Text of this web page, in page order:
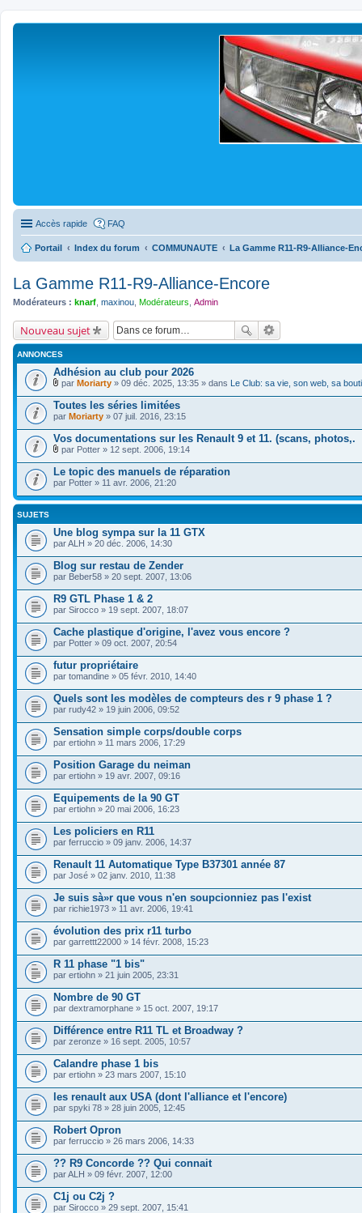
Accès rapide FAQ
Portail Index du forum COMMUNAUTE La Gamme R11-R9-Alliance-
La Gamme R11-R9-Alliance-Encore
Modérateurs : knarf maxinou Modérateurs Admin
Nouveau sujet
ANNONCES
Adhésion au club pour 2026
F
i
c
h
i
e
r
s
)
j
o
i
t
(
s
)
par Moriarty » 09 déc. 2025, 13:35 » dans Le Club: sa vie, son web, sa
Toutes les séries limitées
par Moriarty » 07 juil. 2016, 23:15
Vos documentations sur les Renault 9 et 11. (scans, photos,.
F
i
c
h
i
e
(
s
)
j
o
i
t
(
s
)
par Potter » 12 sept. 2006, 19:14
Le topic des manuels de réparation
par Potter » 11 avr. 2006, 21:20
SUJETS
Une blog sympa sur la 11 GTX
parALH » 20 déc. 2006, 14:30
Blog sur restau de Zender
par Beber58 » 20 sept. 2007, 13:06
R9 GTL Phase 1 & 2
par Sirocco » 19 sept. 2007, 18:07
Cache plastique d'origine, l'avez vous encore ?
par Potter » 09 oct. 2007, 20:54
futur propriétaire
par tomandine » 05 févr. 2010, 14:40
Quels sont les modèles de compteurs des r 9 phase 1 ?
par rudy42 » 19 juin 2006, 09:52
Sensation simple corps/double corps
par ertiohn » 11 mars 2006, 17:29
Position Garage du neiman
par ertiohn » 19 avr. 2007, 09:16
Equipements de la 90 GT
par ertiohn » 20 mai 2006, 16:23
Les policiers en R11
par ferruccio » 09 janv. 2006, 14:37
Renault 11 Automatique Type B37301 année 87
par José » 02 janv. 2010, 11:38
Je suis sà»r que vous n'en soupcionniez pas l'exist
par richie1973 » 11 avr. 2006, 19:41
évolution des prix r11 turbo
par garrettt22000 » 14 févr. 2008, 15:23
R 11 phase "1 bis"
par ertiohn » 21 juin 2005, 23:31
Nombre de 90 GT
par dextramorphane » 15 oct. 2007, 19:17
Différence entre R11 TL et Broadway ?
par zeronze » 16 sept. 2005, 10:57
Calandre phase 1 bis
par ertiohn » 23 mars 2007, 15:10
les renault aux USA (dont l'alliance et l'encore)
par spyki 78 » 28 juin 2005, 12:45
Robert Opron
par ferruccio » 26 mars 2006, 14:33
?? R9 Concorde ?? Qui connait
parALH » 09 févr. 2007, 12:00
C1j ou C2j ?
par Sirocco » 29 sept. 2007, 15:41